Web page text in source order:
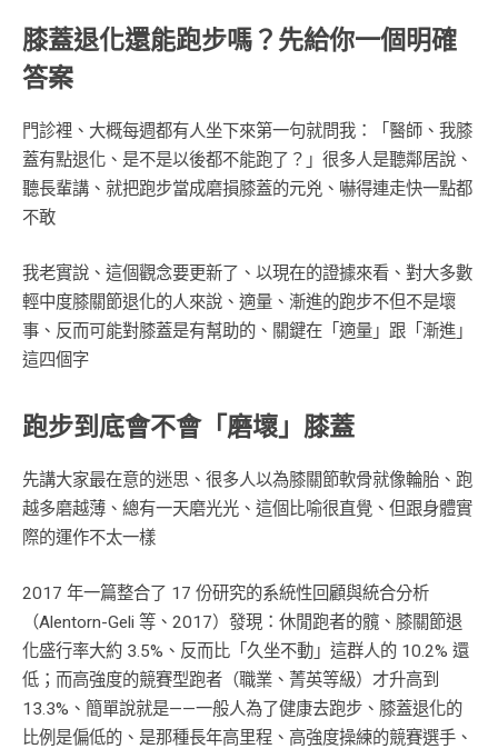
膝蓋退化還能跑步嗎？先給你一個明確
答案
門診裡、大概每週都有人坐下來第一句就問我：「醫師、我膝
蓋有點退化、是不是以後都不能跑了？」很多人是聽鄰居說、
聽長輩講、就把跑步當成磨損膝蓋的元兇、嚇得連走快一點都
不敢
我老實說、這個觀念要更新了、以現在的證據來看、對大多數
輕中度膝關節退化的人來說、適量、漸進的跑步不但不是壞
事、反而可能對膝蓋是有幫助的、關鍵在「適量」跟「漸進」
這四個字
跑步到底會不會「磨壞」膝蓋
先講大家最在意的迷思、很多人以為膝關節軟骨就像輪胎、跑
越多磨越薄、總有一天磨光光、這個比喻很直覺、但跟身體實
際的運作不太一樣
2017 年一篇整合了 17 份研究的系統性回顧與統合分析
（Alentorn-Geli 等、2017）發現：休閒跑者的髖、膝關節退
化盛行率大約 3.5%、反而比「久坐不動」這群人的 10.2% 還
低；而高強度的競賽型跑者（職業、菁英等級）才升高到
13.3%、簡單說就是——一般人為了健康去跑步、膝蓋退化的
比例是偏低的、是那種長年高里程、高強度操練的競賽選手、